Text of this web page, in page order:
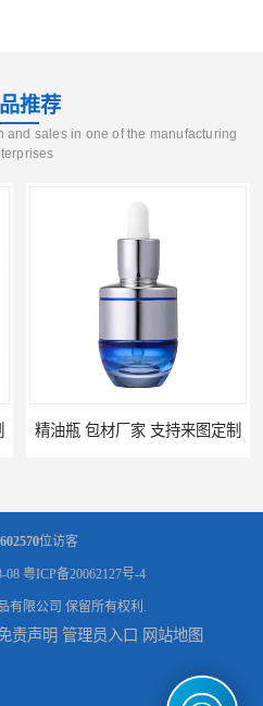
推荐
and sales in one of the manufacturing
精油瓶 包材厂家 支持来图定制
602570位访客
08 粤ICP备20062127号-4
有限公司 保留所有权利.
责声明 管理员入口 网站地图